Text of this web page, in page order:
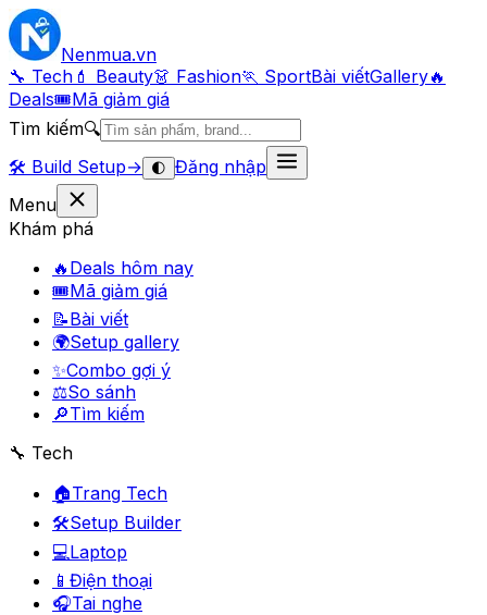
Nenmua.vn
🔧 Tech 💄 Beauty👗 Fashion🏃 SportBài viếtGallery🔥
Deals🎟Mã giảm giá
Tìm kiếm🔍
🛠️ Build Setup→ 🌓 Đăng nhập
Menu
Khám phá
🔥 Deals hôm nay
🎟Mã giảm giá
📝Bài viết
🌍Setup gallery
✨Combo gợi ý
⚖️So sánh
🔎Tìm kiếm
🔧 Tech
🏠Trang Tech
🛠️Setup Builder
💻Laptop
📱 Điện thoại
🎧Tai nghe